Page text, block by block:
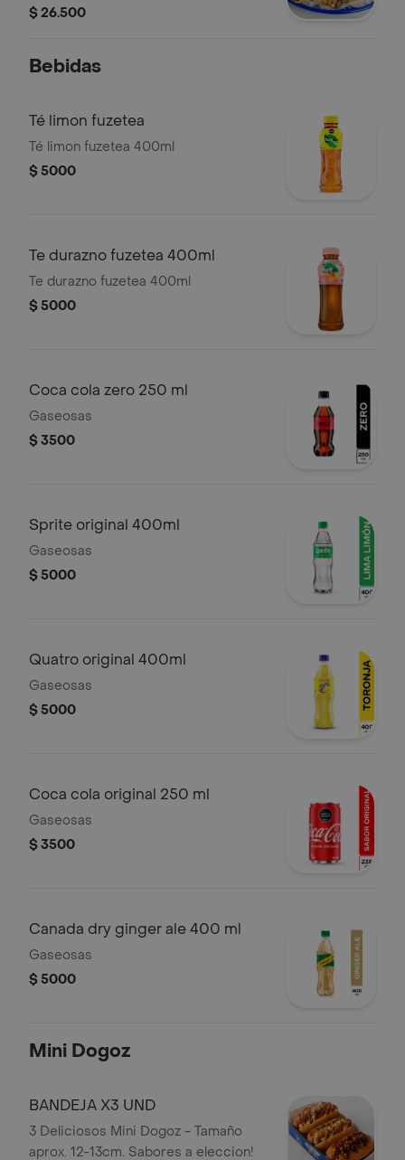
cheddar en trozos, pepinillos, cebolla
$ 26.500
Bebidas
Té limon fuzetea
Té limon fuzetea 400ml
$ 5000
Te durazno fuzetea 400ml
Te durazno fuzetea 400ml
$ 5000
Coca cola zero 250 ml
Gaseosas
$ 3500
Sprite original 400ml
Gaseosas
$ 5000
Quatro original 400ml
Gaseosas
$ 5000
Coca cola original 250 ml
Gaseosas
$ 3500
Canada dry ginger ale 400 ml
Gaseosas
$ 5000
Mini Dogoz
BANDEJA X3 UND
3 Deliciosos Mini Dogoz - Tamaño
aprox. 12-13cm. Sabores a eleccion!